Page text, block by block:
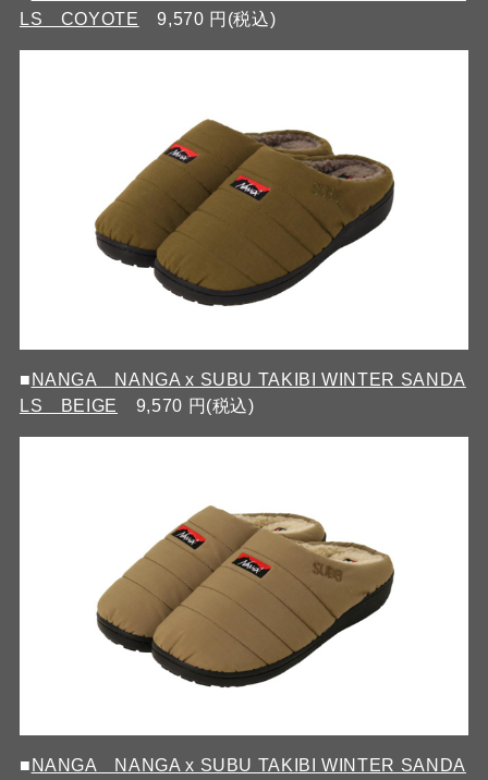
LS COYOTE 9,570 円(税込)
■ NANGA NANGA x SUBU TAKIBI WINTER SANDA
LS BEIGE
9,570 円(税込)
■ NANGA NANGA x SUBU TAKIBI WINTER SANDA